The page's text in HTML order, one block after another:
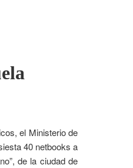
el Ministerio de
40 netbooks a
de la ciudad de